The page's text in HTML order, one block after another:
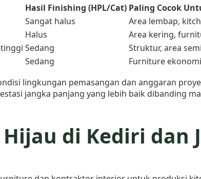
Hasil Finishing (HPL/Cat) Paling Cocok
Sangat halus
Area lembap,
Halus
Area kering,
Sedang
Struktur, area
Sedang
Furniture
lingkungan pemasangan dan anggaran
jangka panjang yang lebih baik dibanding
di Kediri dan